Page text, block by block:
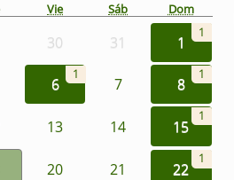
Vie Sáb Dom
30 31 1
1
6
1
7 8
1
13 14 15
1
20 21 22
1